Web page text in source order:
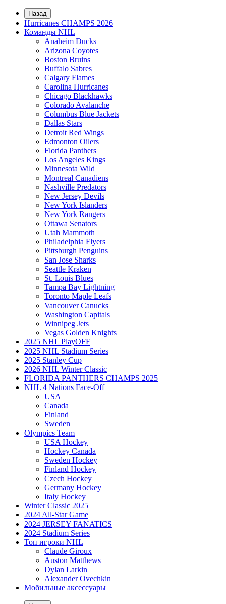
Назад
Hurricanes CHAMPS 2026
Команды NHL
Anaheim Ducks
Arizona Coyotes
Boston Bruins
Buffalo Sabres
Calgary Flames
Carolina Hurricanes
Chicago Blackhawks
Colorado Avalanche
Columbus Blue Jackets
Dallas Stars
Detroit Red Wings
Edmonton Oilers
Florida Panthers
Los Angeles Kings
Minnesota Wild
Montreal Canadiens
Nashville Predators
New Jersey Devils
New York Islanders
New York Rangers
Ottawa Senators
Utah Mammoth
Philadelphia Flyers
Pittsburgh Penguins
San Jose Sharks
Seattle Kraken
St. Louis Blues
Tampa Bay Lightning
Toronto Maple Leafs
Vancouver Canucks
Washington Capitals
Winnipeg Jets
Vegas Golden Knights
2025 NHL PlayOFF
2025 NHL Stadium Series
2025 Stanley Cup
2026 NHL Winter Classic
FLORIDA PANTHERS CHAMPS 2025
NHL 4 Nations Face-Off
USA
Canada
Finland
Sweden
Olympics Team
USA Hockey
Hockey Canada
Sweden Hockey
Finland Hockey
Czech Hockey
Germany Hockey
Italy Hockey
Winter Classic 2025
2024 All-Star Game
2024 JERSEY FANATICS
2024 Stadium Series
Топ игроки NHL
Claude Giroux
Auston Matthews
Dylan Larkin
Alexander Ovechkin
Мобильные аксессуары